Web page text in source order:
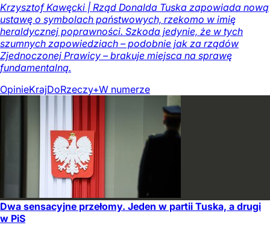
Krzysztof Kawęcki | Rząd Donalda Tuska zapowiada nową
ustawę o symbolach państwowych, rzekomo w imię
heraldycznej poprawności. Szkoda jedynie, że w tych
szumnych zapowiedziach – podobnie jak za rządów
Zjednoczonej Prawicy – brakuje miejsca na sprawę
fundamentalną.
OpinieKrajDoRzeczy+W numerze
Dwa sensacyjne przełomy. Jeden w partii Tuska, a drugi
w PiS